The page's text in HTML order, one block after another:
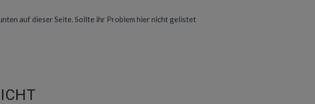
auf dieser Seite. Sollte ihr Problem hier nicht gelistet